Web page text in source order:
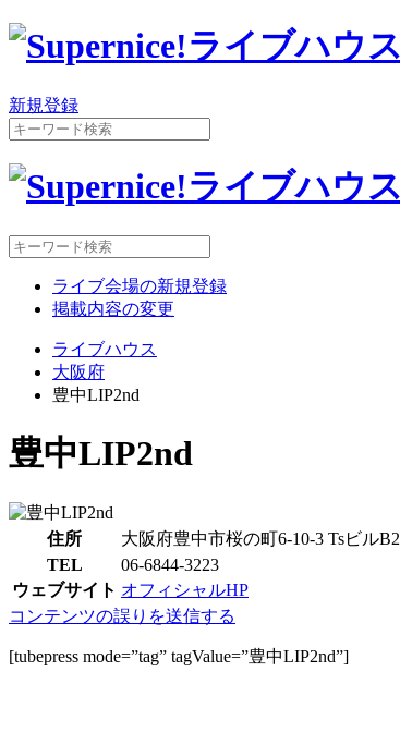
新規登録
ライブ会場の新規登録
掲載内容の変更
ライブハウス
大阪府
豊中LIP2nd
豊中LIP2nd
住所
大阪府豊中市桜の町6-10-3 TsビルB2
TEL
06-6844-3223
ウェブサイト オフィシャルHP
コンテンツの誤りを送信する
[tubepress mode=”tag” tagValue=”豊中LIP2nd”]